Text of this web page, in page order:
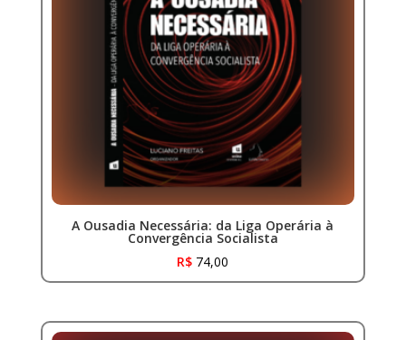
A Ousadia Necessária: da Liga Operária à
Convergência Socialista
R$ 74,00